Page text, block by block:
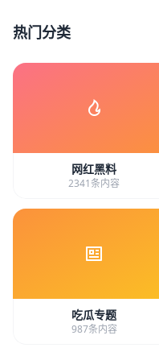
热门分类
网红黑料
2341条内容
吃瓜专题
987条内容